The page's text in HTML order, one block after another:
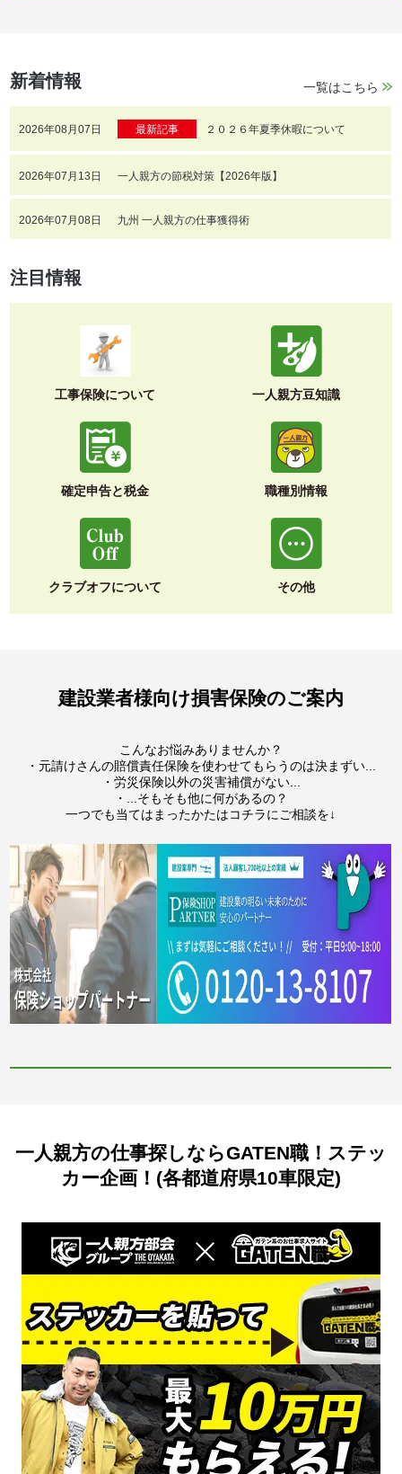
新着情報
2026年08月07日 最新記事 ２０２６年夏季休暇について
2026年07月13日 一人親方の節税対策【2026年版】
2026年07月08日 九州 一人親方の仕事獲得術
一覧はこちら
注目情報
工事保険について 一人親方豆知識
確定申告と税金 職種別情報
クラブオフについて その他
建設業者様向け損害保険のご案内
こんなお悩みありませんか？
・元請けさんの賠償責任保険を使わせてもらうのは決まずい...
・労災保険以外の災害補償がない...
・...そもそも他に何があるの？
一つでも当てはまったかたはコチラにご相談を↓
一人親方の仕事探しならGATEN職！ステッ
カー企画！(各都道府県10車限定)